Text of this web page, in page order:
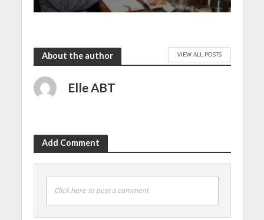
About the author VIEW ALL POSTS
Elle ABT
Add Comment
Click here to post a comment